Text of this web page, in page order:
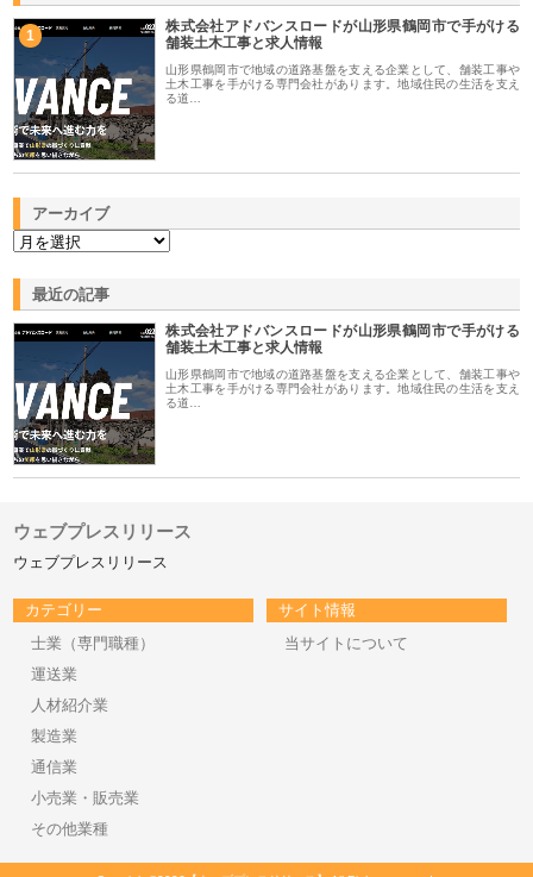
1
株式会社アドバンスロードが山形県鶴岡市で手がける
舗装土木工事と求人情報
山形県鶴岡市で地域の道路基盤を支える企業として、舗装工事や
土木工事を手がける専門会社があります。地域住民の生活を支え
る道…
アーカイブ
最近の記事
株式会社アドバンスロードが山形県鶴岡市で手がける
舗装土木工事と求人情報
山形県鶴岡市で地域の道路基盤を支える企業として、舗装工事や
土木工事を手がける専門会社があります。地域住民の生活を支え
る道…
ウェブプレスリリース
ウェブプレスリリース
カテゴリー
士業（専門職種）
運送業
人材紹介業
製造業
通信業
小売業・販売業
その他業種
サイト情報
当サイトについて